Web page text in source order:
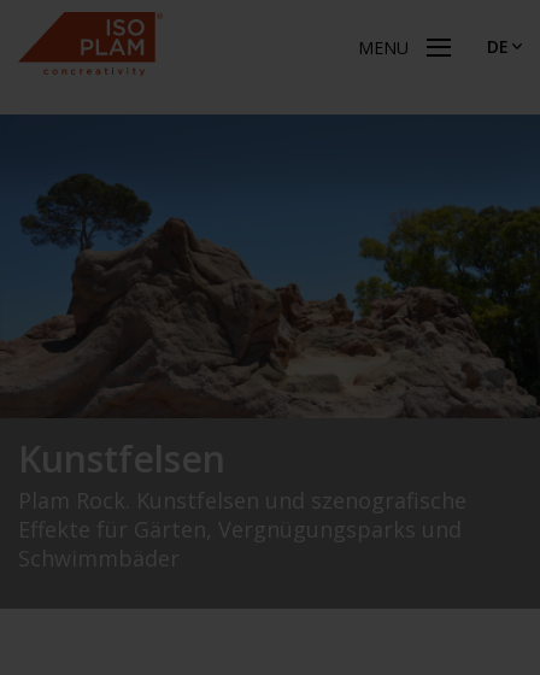
MENU DE
Kunstfelsen
Plam Rock. Kunstfelsen und szenografische
Effekte für Gärten, Vergnügungsparks und
Schwimmbäder